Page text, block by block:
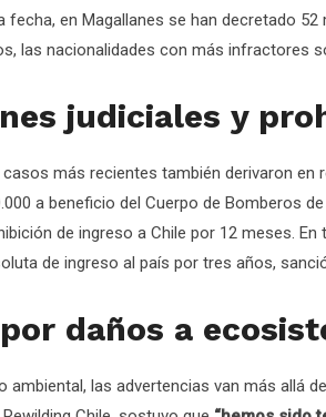
fecha, en Magallanes se han decretado
las nacionalidades con más infractores
judiciales y
más recientes también derivaron
a beneficio del Cuerpo de Bomberos
de ingreso a Chile por 12 meses.
de ingreso al país por tres años,
daños a
ambiental, las advertencias van más allá